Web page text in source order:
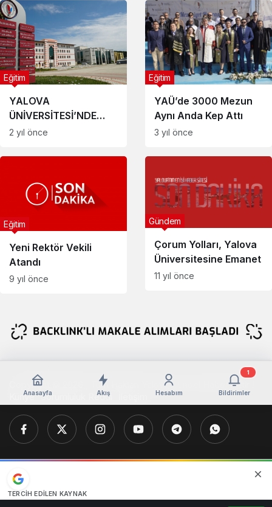
YALOVA
ÜNİVERSİTESİ’NDE
KONTENJAN
Eğitim
2 yıl önce
YAÜ’de 3000 Mezun
Aynı Anda Kep Attı
Eğitim
3 yıl önce
Yeni Rektör Vekili
Atandı
Eğitim
9 yıl önce
Çorum Yolları, Yalova
Üniversitesine Emanet
Gündem
11 yıl önce
Anasayfa Akış Hesabım Bildirimler
1
Copyright © 2026 , Tüm Hakları Yalova Güncel Haber Aittir !
Künye Sorumluluk Reddi
TERCIH EDILEN KAYNAK